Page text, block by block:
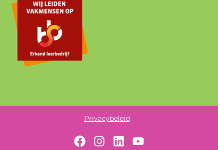
Privacybeleid